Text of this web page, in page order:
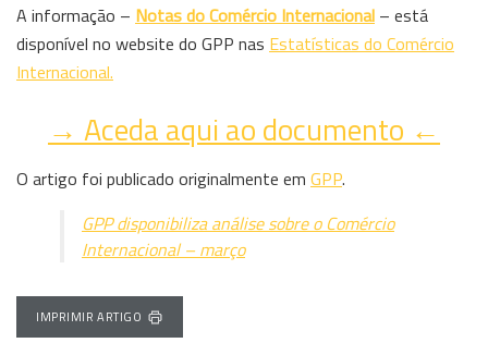
A informação – Notas do Comércio Internacional – está
disponível no website do GPP nas Estatísticas do Comércio
Internacional.
→ Aceda aqui ao documento ←
O artigo foi publicado originalmente em GPP.
GPP disponibiliza análise sobre o Comércio
Internacional – março
IMPRIMIR ARTIGO